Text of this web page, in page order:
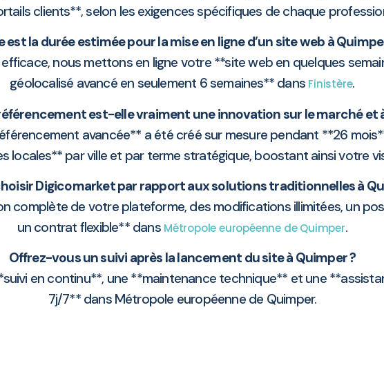
clients**, selon les exigences spécifiques de chaque
est la durée estimée pour la mise en ligne d’un site web à
nous mettons en ligne votre **site web en quelques
géolocalisé avancé en seulement 6 semaines** dans Finistère.
est-elle vraiment une innovation sur le marché et
avancée** a été créé sur mesure pendant **26
locales** par ville et par terme stratégique, boostant ainsi votre
Digicomarket par rapport aux solutions traditionnelles à
complète de votre plateforme, des modifications illimitées, un
un contrat flexible** dans Métropole européenne de Quimper.
Offrez-vous un suivi après la lancement du site à Quimper ?
en continu**, une **maintenance technique** et une
7j/7** dans Métropole européenne de Quimper.